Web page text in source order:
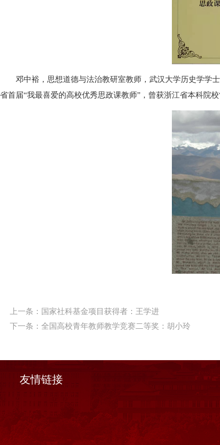
邓中裕，思想道德与法治教研室教师，武汉大学历史学学
省首届“我最喜爱的高校优秀思政课教师”，曾获浙江省本科院
上一条： 国家社科基金项目获得者：王学进
下一条： 全国高校青年教师教学竞赛二等奖：胡小玲
友情链接